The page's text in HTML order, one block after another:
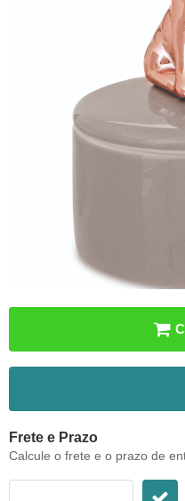
Frete e Prazo
Calcule o frete e o prazo de